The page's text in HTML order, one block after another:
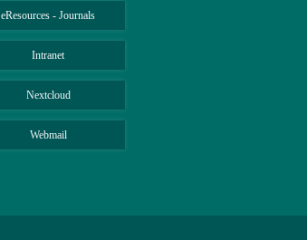
eResources - Journals
Intranet
Nextcloud
Webmail